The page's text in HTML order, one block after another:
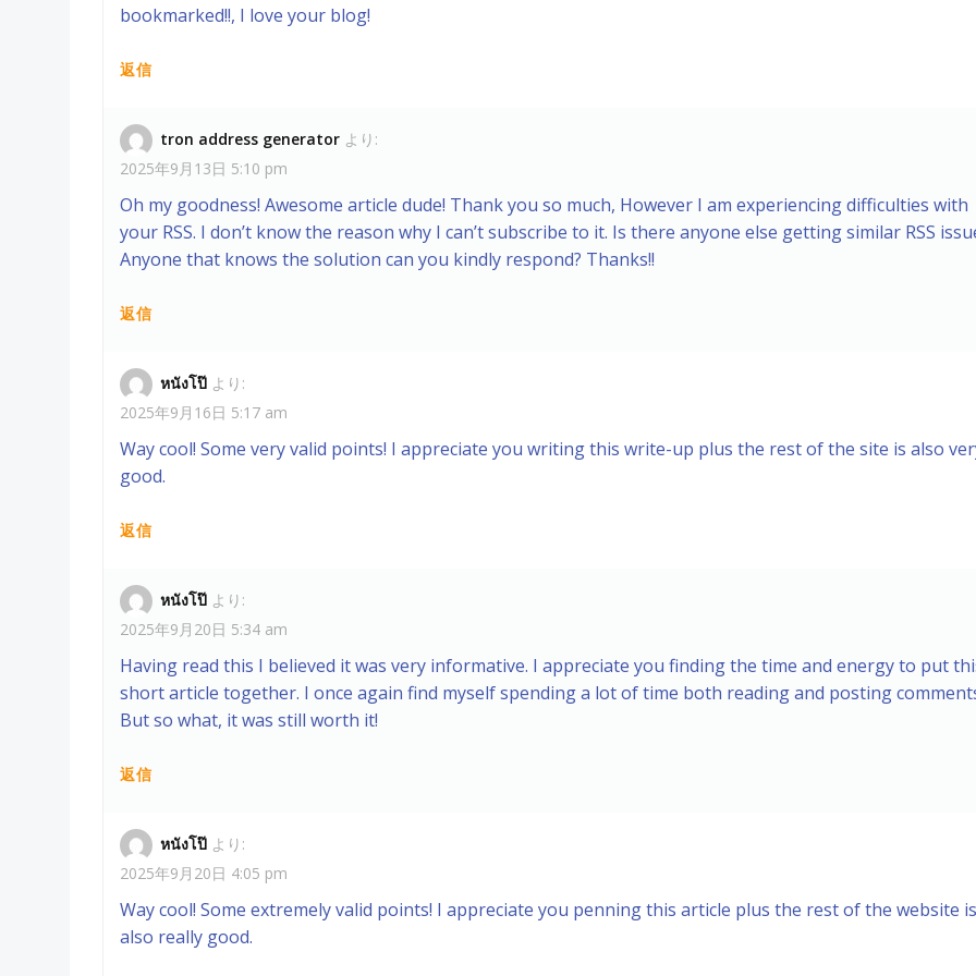
bookmarked!!, I love your blog!
返信
tron address generator より:
2025年9月13日 5:10 pm
Oh my goodness! Awesome article dude! Thank you so much, However I am experiencing difficulties with
your RSS. I don’t know the reason why I can’t subscribe to it. Is there anyone else getting similar RSS
Anyone that knows the solution can you kindly respond? Thanks!!
返信
หนังโป๊ より:
2025年9月16日 5:17 am
Way cool! Some very valid points! I appreciate you writing this write-up plus the rest of the site is also
good.
返信
หนังโป๊ より:
2025年9月20日 5:34 am
Having read this I believed it was very informative. I appreciate you finding the time and energy to put
short article together. I once again find myself spending a lot of time both reading and posting
But so what, it was still worth it!
返信
หนังโป๊ より:
2025年9月20日 4:05 pm
Way cool! Some extremely valid points! I appreciate you penning this article plus the rest of the website is
also really good.